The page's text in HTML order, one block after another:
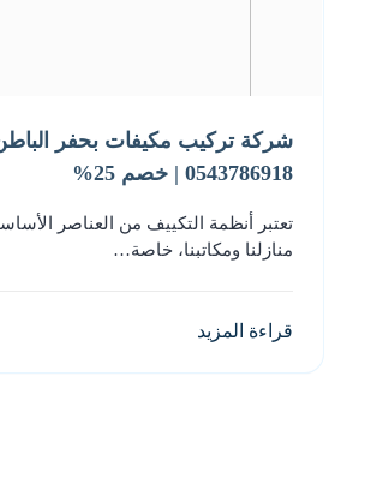
شركة تركيب مكيفات بحفر
0543786918 | خصم 25%
تعتبر أنظمة التكييف من العناصر
منازلنا ومكاتبنا، خاصة…
قراءة المزيد